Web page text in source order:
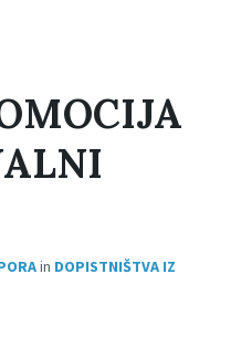
in DOPISTNIŠTVA IZ